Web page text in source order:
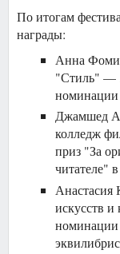
По итогам
награды:
Анна
"Стиль" —
Джамшед
колледж
приз "За
читателе"
Анастасия
искусств
номинации